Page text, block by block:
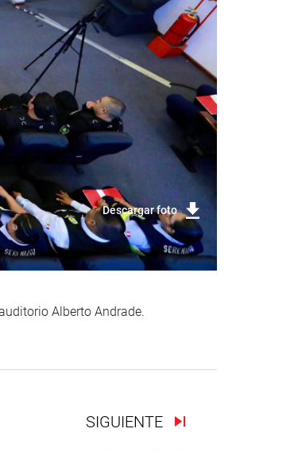
Descargar foto
Alberto Andrade.
SIGUIENTE